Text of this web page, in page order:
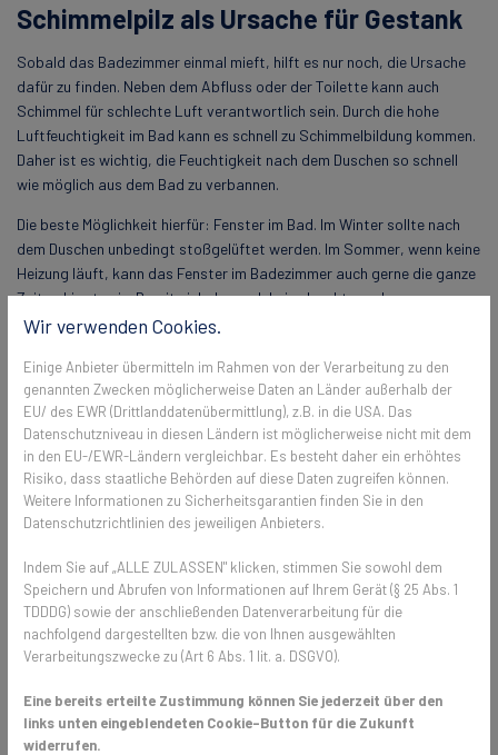
Schimmelpilz als Ursache für Gestank
Sobald das Badezimmer einmal mieft, hilft es nur noch, die Ursache
dafür zu finden. Neben dem Abfluss oder der Toilette kann auch
Schimmel für schlechte Luft verantwortlich sein. Durch die hohe
Luftfeuchtigkeit im Bad kann es schnell zu Schimmelbildung kommen.
Daher ist es wichtig, die Feuchtigkeit nach dem Duschen so schnell
wie möglich aus dem Bad zu verbannen.
Die beste Möglichkeit hierfür: Fenster im Bad. Im Winter sollte nach
dem Duschen unbedingt stoßgelüftet werden. Im Sommer, wenn keine
Heizung läuft, kann das Fenster im Badezimmer auch gerne die ganze
Zeit gekippt sein. Damit sich dennoch keine Insekten oder
Krabbeltiere ins Bad verirren, helfen Fliegengitter an den Fenstern.
Fliegengitter gibt es heutzutage in jeder Form und Größe. Qualitativ
bewährt hat sich Fiberglasgewebe. Das Fiberglas wird mit
Kunststoff ummantelt und ist daher besonders reißfest und
witterungsbeständig. Die Fixierungspunkte werden thermofixiert
infrarotverschweißt und können daher nicht mehr ausfransen. Wer
Angst hat, dass das meist eh schon kleine Badfenster dann noch
weniger Licht spenden muss sich keine Sorgen machen, denn der
Durchblick und Lichteinfall bleiben sehr gut.
Feuchtigkeit ist nicht immer der Grund
Neben Duschen können aber auch Abflüsse oder Toiletten für einen
schlechten Geruch suchen. Hier hilft es, die Toilette oder den Abfluss
einmal richtig gründlich zu reinigen. Abflüsse können auch das Stinken
anfangen, wenn zu lange kein oder nur wenig Wasser gelaufen ist.
Wir verwenden Cookies.
Einige Anbieter übermitteln im Rahmen von der Verarbeitung zu den
genannten Zwecken möglicherweise Daten an Länder außerhalb der
EU/ des EWR (Drittlanddatenübermittlung), z.B. in die USA. Das
Datenschutzniveau in diesen Ländern ist möglicherweise nicht mit dem
in den EU-/EWR-Ländern vergleichbar. Es besteht daher ein erhöhtes
Risiko, dass staatliche Behörden auf diese Daten zugreifen können.
Weitere Informationen zu Sicherheitsgarantien finden Sie in den
Datenschutzrichtlinien des jeweiligen Anbieters.
Indem Sie auf „ALLE ZULASSEN" klicken, stimmen Sie sowohl dem
Speichern und Abrufen von Informationen auf Ihrem Gerät (§ 25 Abs. 1
TDDDG) sowie der anschließenden Datenverarbeitung für die
nachfolgend dargestellten bzw. die von Ihnen ausgewählten
Verarbeitungszwecke zu (Art 6 Abs. 1 lit. a. DSGVO).
Eine bereits erteilte Zustimmung können Sie jederzeit über den
links unten eingeblendeten Cookie-Button für die Zukunft
widerrufen.